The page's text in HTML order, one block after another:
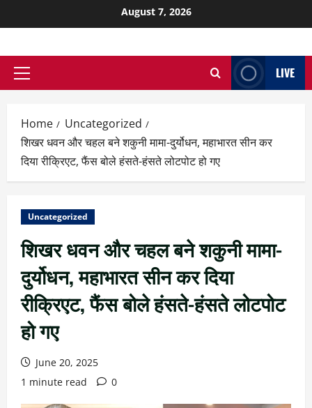
August 7, 2026
LIVE
Home
Uncategorized
शिखर धवन और चहल बने शकुनी मामा-दुर्योधन, महाभारत सीन कर
दिया रीक्रिएट, फैंस बोले हंसते-हंसते लोटपोट हो गए
Uncategorized
शिखर धवन और चहल बने शकुनी मामा-
दुर्योधन, महाभारत सीन कर दिया
रीक्रिएट, फैंस बोले हंसते-हंसते लोटपोट
हो गए
June 20, 2025
1 minute read
0